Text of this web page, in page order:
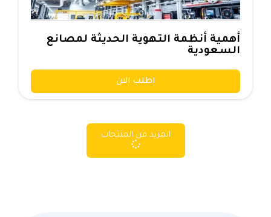
أهمية أنظمة التهوية الحديثة لمصانع
السعودية
اطلب الان
المزيد من المنتجات